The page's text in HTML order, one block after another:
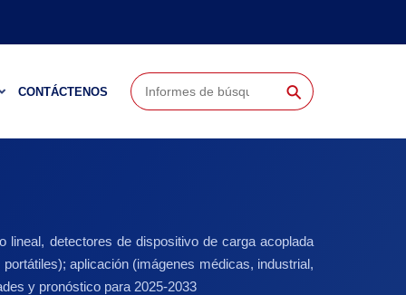
CONTÁCTENOS ⚲
lineal, detectores de dispositivo de carga acoplada
aplicación (imágenes médicas, industrial,
y pronóstico para 2025-2033